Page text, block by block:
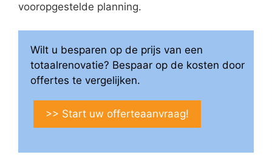
vooropgestelde planning.
Wilt u besparen op de prijs van een
totaalrenovatie? Bespaar op de kosten door
offertes te vergelijken.
>> Start uw offerteaanvraag!